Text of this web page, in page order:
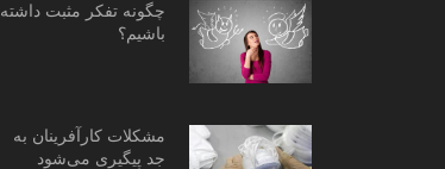
چگونه تفکر مثبت داشته
باشیم؟
مشکلات کارآفرینان به
جد پیگیری می‌شود